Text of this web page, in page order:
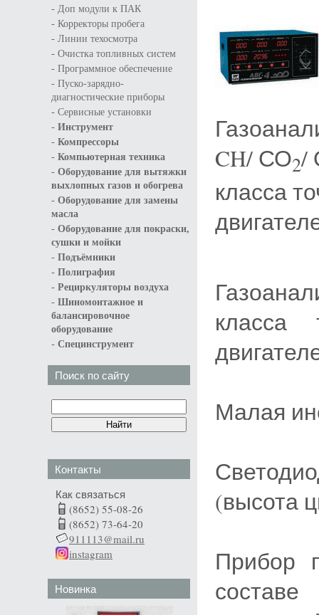
- Доп модули к ПАК
- Корректоры пробега
- Линии техосмотра
- Очистка топливных систем
- Программное обеспечение
- Пуско-зарядно-
диагностические приборы
- Сервисные установки
- Инструмент
- Компрессоры
- Компьютерная техника
- Оборудование для вытяжки
выхлопных газов и обогрева
- Оборудование для замены
масла
- Оборудование для покраски,
сушки и мойки
- Подъёмники
- Полиграфия
- Рециркуляторы воздуха
- Шиномонтажное и
балансировочное
оборудование
- Специнструмент
Поиск по сайту
Контакты
Как связаться
(8652) 55-08-26
(8652) 73-64-20
911113@mail.ru
instagram
Новинка
CH/ СО2/
класса
класса
Малая
(высота
Прибор